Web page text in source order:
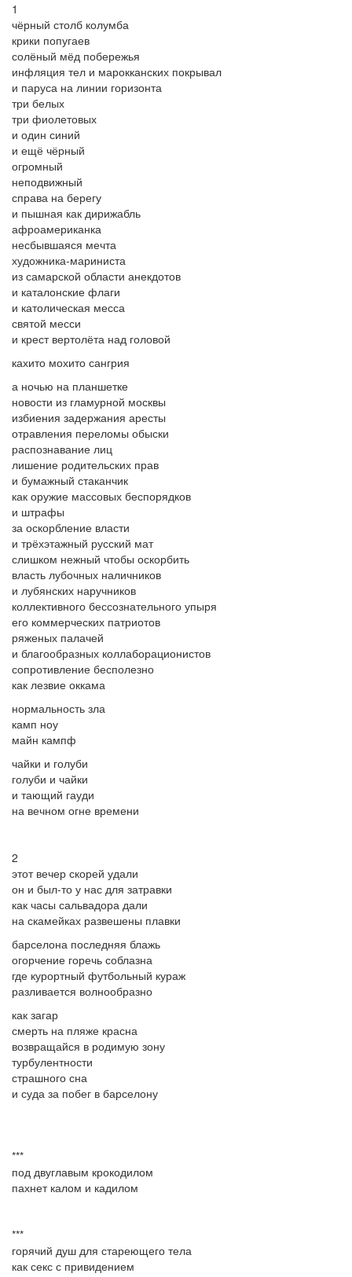
1
чёрный столб колумба
крики попугаев
солёный мёд побережья
инфляция тел и марокканских покрывал
и паруса на линии горизонта
три белых
три фиолетовых
и один синий
и ещё чёрный
огромный
неподвижный
справа на берегу
и пышная как дирижабль
афроамериканка
несбывшаяся мечта
художника-мариниста
из самарской области анекдотов
и каталонские флаги
и католическая месса
святой месси
и крест вертолёта над головой
кахито мохито сангрия
а ночью на планшетке
новости из гламурной москвы
избиения задержания аресты
отравления переломы обыски
распознавание лиц
лишение родительских прав
и бумажный стаканчик
как оружие массовых беспорядков
и штрафы
за оскорбление власти
и трёхэтажный русский мат
слишком нежный чтобы оскорбить
власть лубочных наличников
и лубянских наручников
коллективного бессознательного упыря
его коммерческих патриотов
ряженых палачей
и благообразных коллаборационистов
сопротивление бесполезно
как лезвие оккама
нормальность зла
камп ноу
майн кампф
чайки и голуби
голуби и чайки
и тающий гауди
на вечном огне времени
2
этот вечер скорей удали
он и был-то у нас для затравки
как часы сальвадора дали
на скамейках развешены плавки
барселона последняя блажь
огорчение горечь соблазна
где курортный футбольный кураж
разливается волнообразно
как загар
смерть на пляже красна
возвращайся в родимую зону
турбулентности
страшного сна
и суда за побег в барселону
***
под двуглавым крокодилом
пахнет калом и кадилом
***
горячий душ для стареющего тела
как секс с привидением